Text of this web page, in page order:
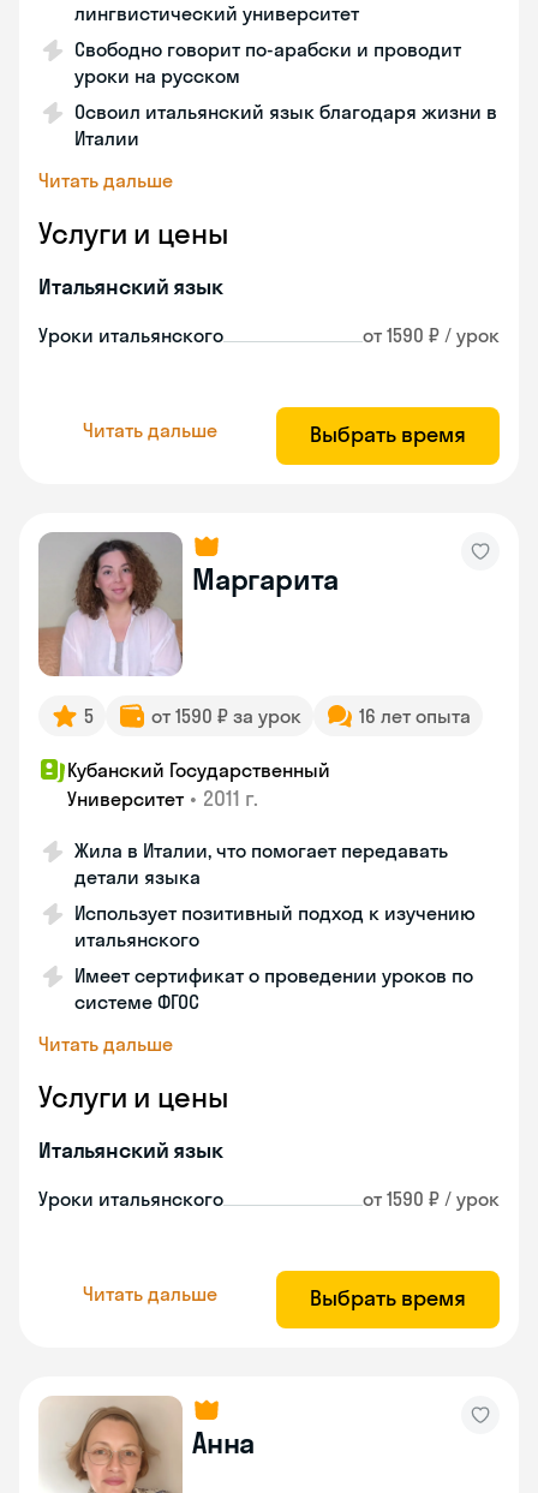
лингвистический университет
Свободно говорит по-арабски и проводит
уроки на русском
Освоил итальянский язык благодаря жизни в
Италии
Читать дальше
Услуги и цены
Итальянский язык
Уроки итальянского от 1590 ₽ / урок
Читать дальше Выбрать время
Маргарита
5 от 1590 ₽ за урок 16 лет опыта
Кубанский Государственный
Университет • 2011 г.
Жила в Италии, что помогает передавать
детали языка
Использует позитивный подход к изучению
итальянского
Имеет сертификат о проведении уроков по
системе ФГОС
Читать дальше
Услуги и цены
Итальянский язык
Уроки итальянского от 1590 ₽ / урок
Читать дальше Выбрать время
Анна